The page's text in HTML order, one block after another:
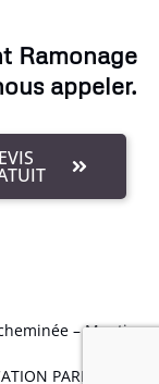
Ramonage
appeler.
–Mentions
PARIS